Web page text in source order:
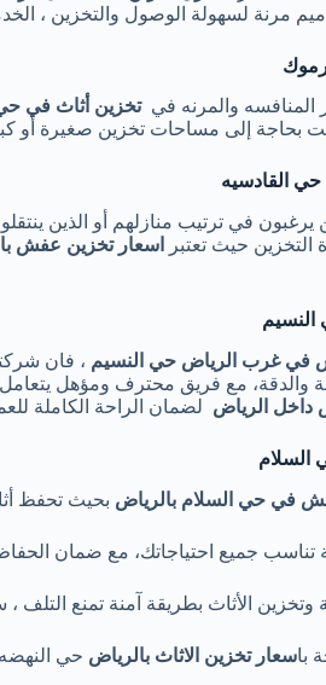
مرنة لسهولة الوصول والتخزين ،
المنافسه والمرنه فيتخزين أثاث في
بحاجة إلى مساحات تخزين صغيرة أو
القادسيه
يرغبون في ترتيب منازلهم أو الذين
حيث تعتبر
اسعار تخزين عفش
في غرب الرياض حي النسيم ، فان
والدقة، مع فريق محترف ومؤهل
الرياض لضمان الراحة الكاملة
في حي السلام بالرياض بحيث تحفظ
جميع احتياجاتك، مع ضمان
وتخزين الأثاث بطريقة آمنة تمنع
باسعار تخزين الاثاث بالرياض حي